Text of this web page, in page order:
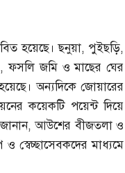
হয়েছে। ছনুয়া, পুইছড়ি,
,ফসলি জমি ও মাছের ঘের
অন্যদিকে জোয়ারের
কয়েকটি পয়েন্ট দিয়ে
,আউশের বীজতলা ও
ও স্বেচ্ছাসেবকদের মাধ্যমে